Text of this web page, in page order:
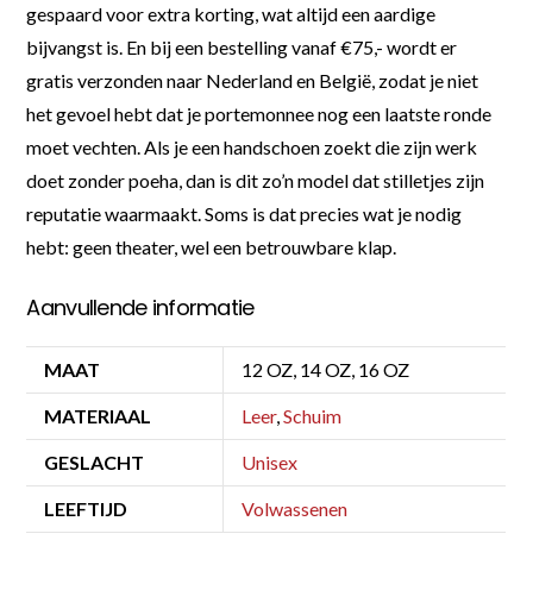
gespaard voor extra korting, wat altijd een aardige
bijvangst is. En bij een bestelling vanaf €75,- wordt er
gratis verzonden naar Nederland en België, zodat je niet
het gevoel hebt dat je portemonnee nog een laatste ronde
moet vechten. Als je een handschoen zoekt die zijn werk
doet zonder poeha, dan is dit zo’n model dat stilletjes zijn
reputatie waarmaakt. Soms is dat precies wat je nodig
hebt: geen theater, wel een betrouwbare klap.
Aanvullende informatie
MAAT 12 OZ, 14 OZ, 16 OZ
MATERIAAL Leer,Schuim
GESLACHT Unisex
LEEFTIJD Volwassenen